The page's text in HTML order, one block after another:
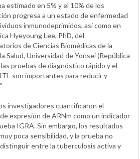
estimado en 5% y el 10% de los
progresa a un estado de enfermedad
inmunodeprimidos, asi como en
Hyeyoung Lee, PhD, del
de Ciencias Biomédicas de la
Salud, Universidad de Yonsei (República
pruebas de diagnóstico rápido y el
son importantes para reducir y
investigadores cuantificaron el
expresión de ARNm como un indicador
IGRA. Sin embargo, los resultados
poca sensibilidad, y la prueba no
entre la tuberculosis activa y